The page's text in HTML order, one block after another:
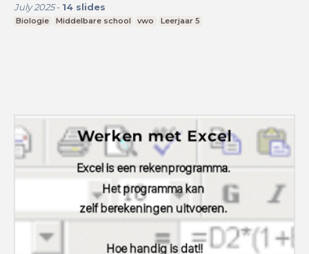
July 2025- 14 slides
Biologie Middelbare school vwo Leerjaar 5